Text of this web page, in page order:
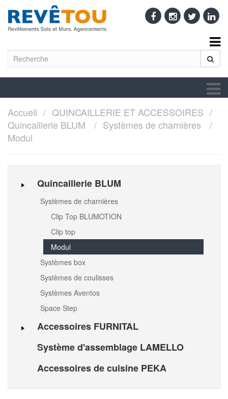
Accueil
QUINCAILLERIE ET ACCESSOIRES
Quincaillerie BLUM
Systèmes de charnières
Modul
Quincaillerie BLUM
Systèmes de charnières
Clip Top BLUMOTION
Clip top
Modul
Systèmes box
Systèmes de coulisses
Systèmes Aventos
Space Step
Accessoires FURNITAL
Système d'assemblage LAMELLO
Accessoires de cuisine PEKA